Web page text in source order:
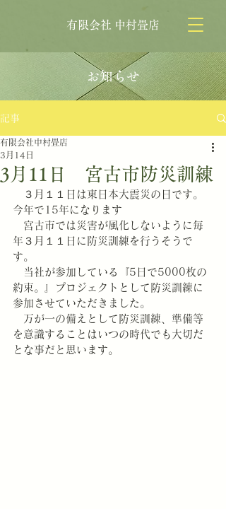
有限会社 中村畳店
お知らせ
記事
3月11日 宮古市防災訓練
有限会社中村畳店
3月14日
３月１１日は東日本大震災の日です。
今年で15年になります
宮古市では災害が風化しないように毎
年３月１１日に防災訓練を行うそうで
す。
当社が参加している『5日で5000枚の
約束。』プロジェクトとして防災訓練に
参加させていただきました。
万が一の備えとして防災訓練、準備等
を意識することはいつの時代でも大切だ
とな事だと思います。